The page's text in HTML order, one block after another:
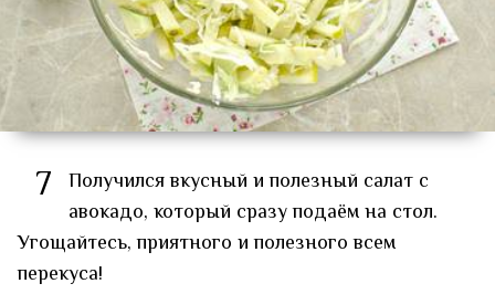
7 Получился вкусный и полезный салат с
авокадо, который сразу подаём на стол.
Угощайтесь, приятного и полезного всем
перекуса!